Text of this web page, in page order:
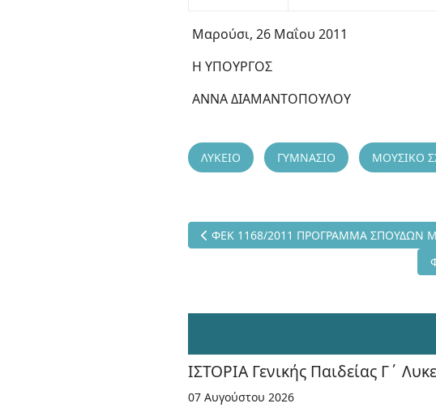
Μαρούσι, 26 Μαΐου 2011
Η ΥΠΟΥΡΓΟΣ
ΑΝΝΑ ΔΙΑΜΑΝΤΟΠΟΥΛΟΥ
ΛΥΚΕΙΟ ΓΥΜΝΑΣΙΟ ΜΟΥΣΙΚΟ
Προηγούμενο άρθρο: ΦΕΚ 1168/2011
ΦΕΚ 1168/2011 ΠΡΟΓΡΑΜΜΑ ΣΠΟΥΔΩΝ
ΙΣΤΟΡΙΑ Γενικής Παιδείας Γ΄
07 Αυγούστου 2026